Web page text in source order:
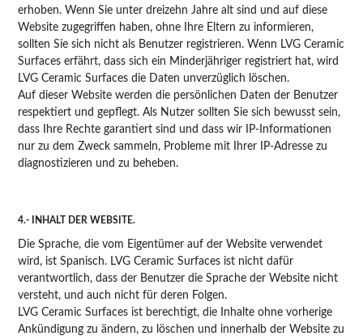
erhoben. Wenn Sie unter dreizehn Jahre alt sind und auf diese
Website zugegriffen haben, ohne Ihre Eltern zu informieren,
sollten Sie sich nicht als Benutzer registrieren. Wenn LVG Ceramic
Surfaces erfährt, dass sich ein Minderjähriger registriert hat, wird
LVG Ceramic Surfaces die Daten unverzüglich löschen.
Auf dieser Website werden die persönlichen Daten der Benutzer
respektiert und gepflegt. Als Nutzer sollten Sie sich bewusst sein,
dass Ihre Rechte garantiert sind und dass wir IP-Informationen
nur zu dem Zweck sammeln, Probleme mit Ihrer IP-Adresse zu
diagnostizieren und zu beheben.
4.- INHALT DER WEBSITE.
Die Sprache, die vom Eigentümer auf der Website verwendet
wird, ist Spanisch. LVG Ceramic Surfaces ist nicht dafür
verantwortlich, dass der Benutzer die Sprache der Website nicht
versteht, und auch nicht für deren Folgen.
LVG Ceramic Surfaces ist berechtigt, die Inhalte ohne vorherige
Ankündigung zu ändern, zu löschen und innerhalb der Website zu